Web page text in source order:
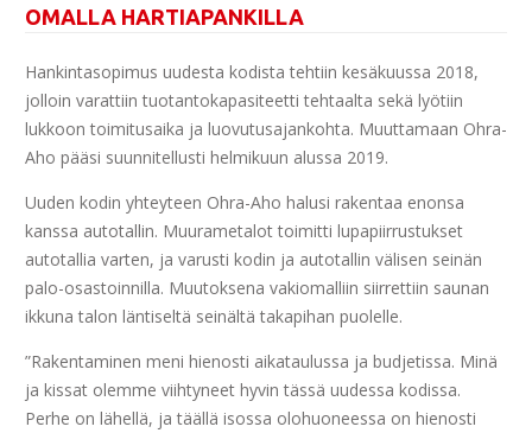
OMALLA HARTIAPANKILLA
Hankintasopimus uudesta kodista tehtiin kesäkuussa 2018,
jolloin varattiin tuotantokapasiteetti tehtaalta sekä lyötiin
lukkoon toimitusaika ja luovutusajankohta. Muuttamaan Ohra-
Aho pääsi suunnitellusti helmikuun alussa 2019.
Uuden kodin yhteyteen Ohra-Aho halusi rakentaa enonsa
kanssa autotallin. Muurametalot toimitti lupapiirrustukset
autotallia varten, ja varusti kodin ja autotallin välisen seinän
palo-osastoinnilla. Muutoksena vakiomalliin siirrettiin saunan
ikkuna talon läntiseltä seinältä takapihan puolelle.
”Rakentaminen meni hienosti aikataulussa ja budjetissa. Minä
ja kissat olemme viihtyneet hyvin tässä uudessa kodissa.
Perhe on lähellä, ja täällä isossa olohuoneessa on hienosti